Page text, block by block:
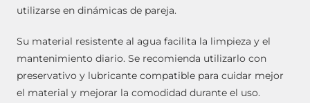
utilizarse en dinámicas de pareja.
Su material resistente al agua facilita la limpieza y el
mantenimiento diario. Se recomienda utilizarlo con
preservativo y lubricante compatible para cuidar mejor
el material y mejorar la comodidad durante el uso.